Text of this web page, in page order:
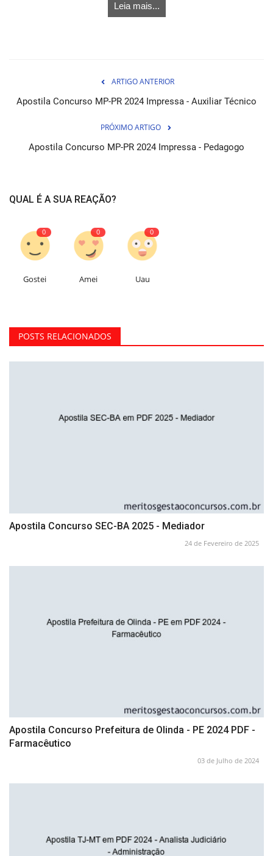
Leia mais...
ARTIGO ANTERIOR
Apostila Concurso MP-PR 2024 Impressa - Auxiliar Técnico
PRÓXIMO ARTIGO
Apostila Concurso MP-PR 2024 Impressa - Pedagogo
QUAL É A SUA REAÇÃO?
0
Gostei
0
Amei
0
Uau
POSTS RELACIONADOS
Apostila Concurso SEC-BA 2025 - Mediador
24 de Fevereiro de 2025
Apostila Concurso Prefeitura de Olinda - PE 2024 PDF -
Farmacêutico
03 de Julho de 2024